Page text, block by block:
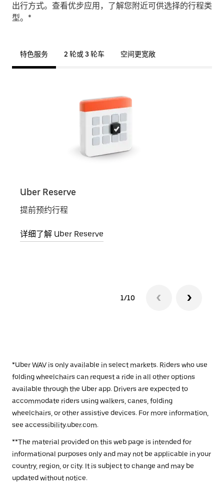
出行方式。查看优步应用，了解您附近可供选择的行程类
型。*
特色服务 2 轮或 3 轮车 空间更宽敞
Uber Reserve
提前预约行程
详细了解 Uber Reserve
1/10
*Uber WAV is only available in select markets. Riders who use
folding wheelchairs can request a ride in all other options
available through the Uber app. Drivers are expected to
accommodate riders using walkers, canes, folding
wheelchairs, or other assistive devices. For more information,
see accessibility.uber.com.
**The material provided on this web page is intended for
informational purposes only and may not be applicable in your
country, region, or city. It is subject to change and may be
updated without notice.